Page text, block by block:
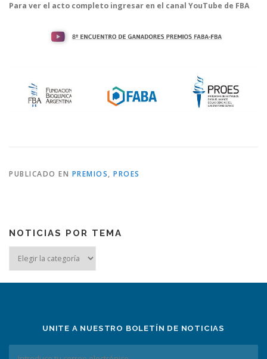
Para ver el acto completo ingresar en el canal YouTube de FBA
PUBLICADO EN PREMIOS, PROES
NOTICIAS POR TEMA
por
UNITE A NUESTRO BOLETÍN DE NOTICIAS